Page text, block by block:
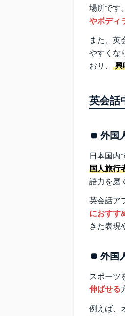
場所です
やボディ
また、英
やすくな
おり、 興
英会話
外国
日本国内
国人旅行
語力を磨
英会話ア
におすす
きた表現
外国
スポーツ
伸ばせる
例えば、